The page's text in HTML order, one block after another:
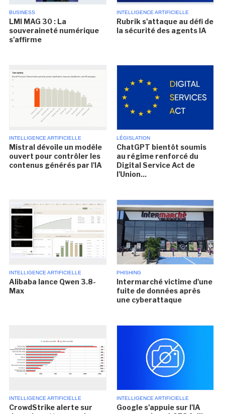
BUSINESS
LMI MAG 30 : La
souveraineté numérique
s'affirme
INTELLIGENCE ARTIFICIELLE
Rubrik s'attaque au défi de
la sécurité des agents IA
INTELLIGENCE ARTIFICIELLE
Mistral dévoile un modèle
ouvert pour contrôler les
contenus générés par l'IA
LÉGISLATION
ChatGPT bientôt soumis
au régime renforcé du
Digital Service Act de
l'Union...
INTELLIGENCE ARTIFICIELLE
Alibaba lance Qwen 3.8-
Max
PHISHING
Intermarché victime d'une
fuite de données après
une cyberattaque
INTELLIGENCE ARTIFICIELLE
CrowdStrike alerte sur
INTELLIGENCE ARTIFICIELLE
Google s'appuie sur l'IA